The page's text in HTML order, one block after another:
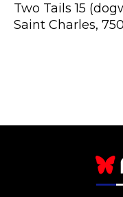
Two Tails 15
Saint Charles,